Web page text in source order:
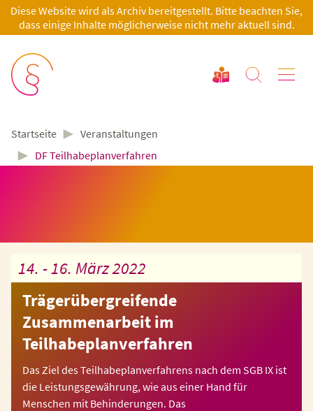
Diese Website wird als Archiv bereitgestellt. Bitte beachten Sie,
dass einige Inhalte möglicherweise nicht mehr aktuell sind.
Startseite ► Veranstaltungen
► DF Teilhabeplanverfahren
14. - 16. März 2022
Trägerübergreifende
Zusammenarbeit im
Teilhabeplanverfahren
Das Ziel des Teilhabeplanverfahrens nach dem SGB IX ist
die Leistungsgewährung, wie aus einer Hand für
Menschen mit Behinderungen. Das